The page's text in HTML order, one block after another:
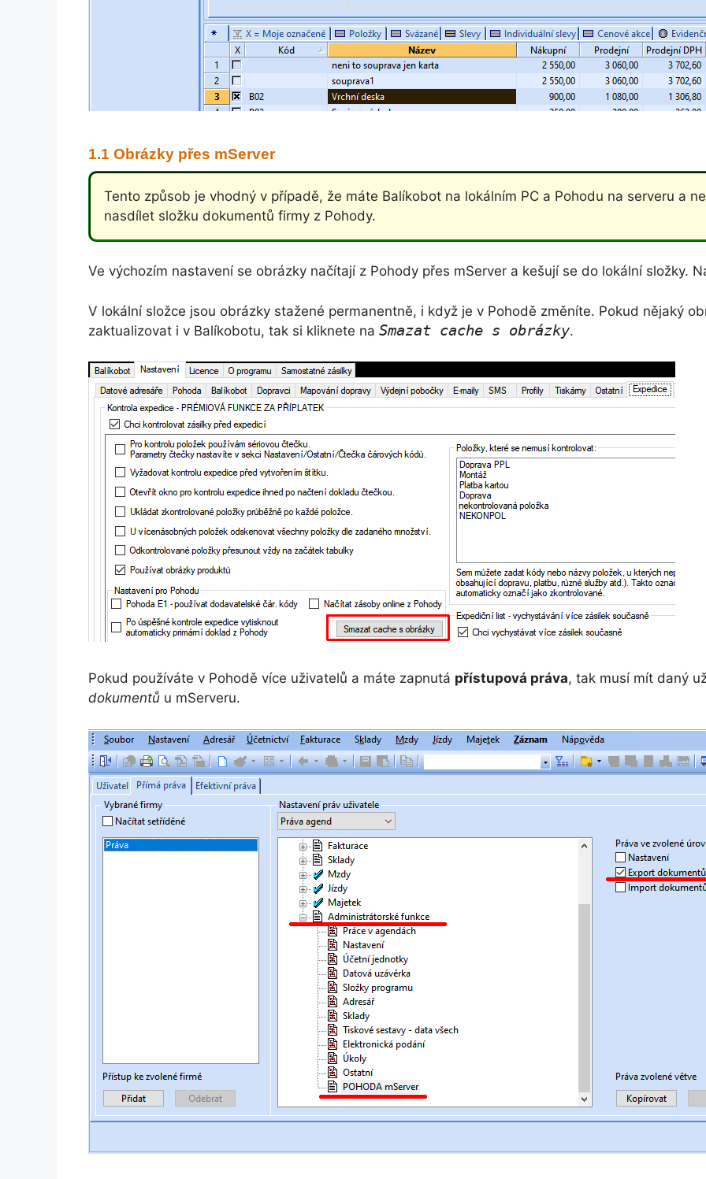
Obrázky přes mServer
Tento způsob je vhodný v případě, že máte Balíkobot na lokálním PC a Pohodu na serveru a
nasdílet složku dokumentů firmy z Pohody.
Ve výchozím nastavení se obrázky načítají z Pohody přes mServer a kešují se do lokální složky.
V lokální složce jsou obrázky stažené permanentně, i když je v Pohodě změníte. Pokud nějaký
zaktualizovat i v Balíkobotu, tak si kliknete na Smazat cache s obrázky.
Pokud používáte v Pohodě více uživatelů a máte zapnutá přístupová práva, tak musí mít daný
dokumentů u mServeru.